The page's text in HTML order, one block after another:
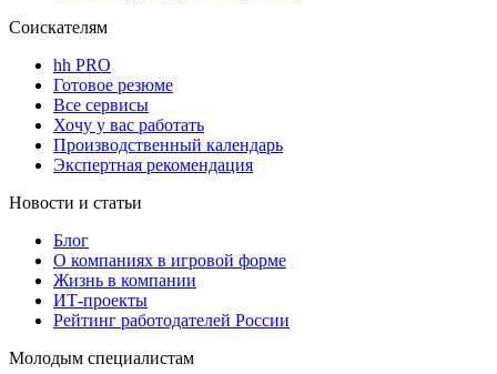
Соискателям
hh PRO
Готовое резюме
Все сервисы
Хочу у вас работать
Производственный календарь
Экспертная рекомендация
Новости и статьи
Блог
О компаниях в игровой форме
Жизнь в компании
ИТ-проекты
Рейтинг работодателей России
Молодым специалистам